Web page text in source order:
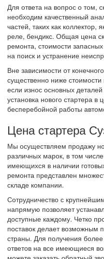
Для ответа на вопрос о том,
необходим качественный
частей, таких как коллектор,
реле, бендикс. Общая цена
ремонта, стоимости
на поиск и устранение
Вне зависимости от
существенно ниже
если износ основных
установка нового стартера
бесперебойной работы
Цена стартера
Мы осуществляем продажу
различных марок, в том
имеющихся в наличии
ремонта представлен
складе компании.
Сотрудничество с
напрямую позволяет
доступные каждому. Четко
поставок делает возможным
страны. Для получения
ответов на все имеющиеся